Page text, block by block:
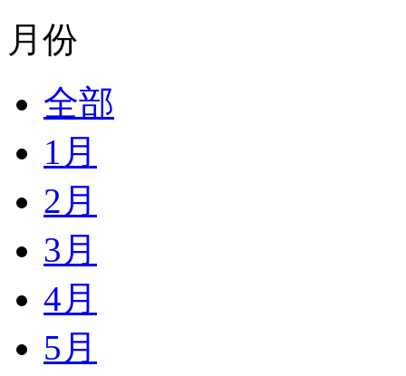
月份
全部
1月
2月
3月
4月
5月